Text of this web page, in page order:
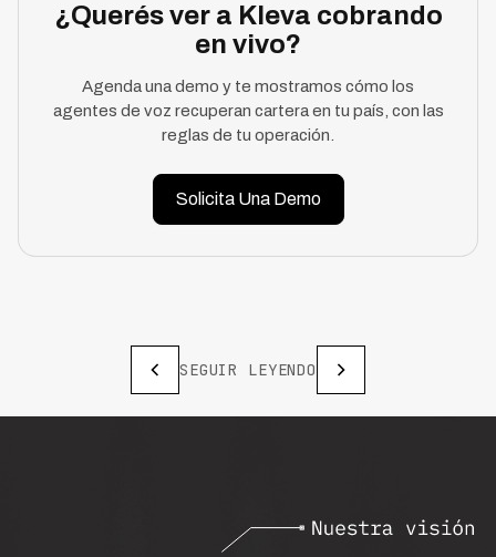
¿Querés ver a Kleva cobrando
en vivo?
Agenda una demo y te mostramos cómo los
agentes de voz recuperan cartera en tu país, con las
reglas de tu operación.
Solicita Una Demo
SEGUIR LEYENDO